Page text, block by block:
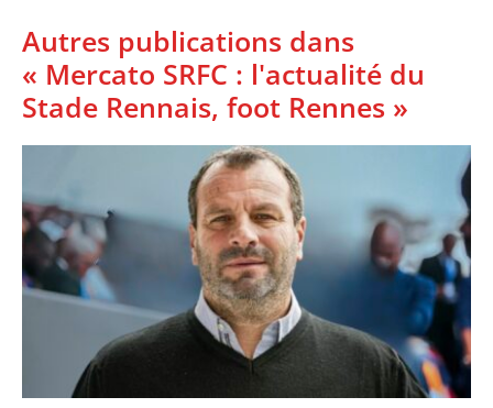
Autres publications dans
« Mercato SRFC : l'actualité du
Stade Rennais, foot Rennes »